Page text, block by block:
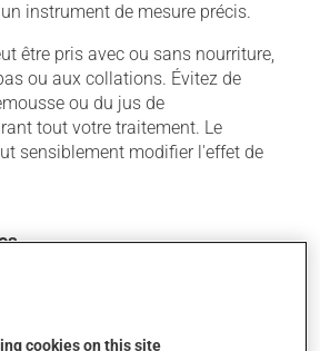
instrument de mesure précis.
être pris avec ou sans nourriture,
ou aux collations. Évitez de
ou du jus de
tout votre traitement. Le
sensiblement modifier l'effet de
recherchés, ce produit peut à
certains effets indésirables (effets
:
cookies on this site